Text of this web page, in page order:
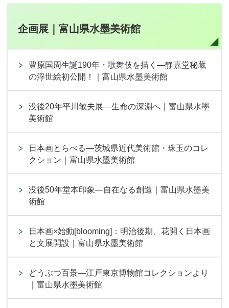
企画展｜富山県水墨美術館
豊原国周生誕190年・歌舞伎を描く―静嘉堂秘蔵
の浮世絵初公開！｜富山県水墨美術館
没後20年平川敏夫展―生命の深淵へ｜富山県水墨
美術館
日本画とらべる―茨城県近代美術館・珠玉のコレ
クション｜富山県水墨美術館
没後50年堂本印象―自在なる創造｜富山県水墨美
術館
日本画×始動[blooming]：明治後期、花開く日本画
と文展開設｜富山県水墨美術館
どうぶつ百景―江戸東京博物館コレクションより
｜富山県水墨美術館